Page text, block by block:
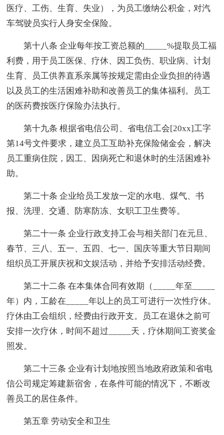
医疗、工伤、生育、失业），为员工缴纳公积金，对汽
车驾驶员实行人身安全保险。
第十八条 企业每年按工资总额的_____%提取员工福
利费，用于员工医保、疗休、因工负伤、职业病、计划
生育、员工供养直系亲属等按规定需由企业负担的待遇
以及员工的生活困难补助和改善员工的集体福利。员工
的医药费按医疗保险办法执行。
第十九条 根据省电信公司、省电信工会[20xx]工字
第14号文件要求，建立员工互助补充保险储金会，解决
员工重病住院，因工、因病死亡和退休时的生活困难补
助。
第二十条 企业给员工发放一定的水电、煤气、书
报、洗理、交通、防寒防冻、女职工卫生费等。
第二十一条 企业行政支持工会与相关部门在元旦、
春节、三八、五一、五四、七一、国庆等重大节日期间
组织员工开展庆祝和文娱活动，并给予安排活动经费。
第二十二条 在本集体合同有效期（_____年至_____
年）内，工龄在_____年以上的员工可进行一次性疗休。
疗休由工会组织，经费由行政开支。员工在退休之前可
安排一次疗休，时间不超过_____天，疗休期间工资奖金
照发。
第二十三条 企业有计划地按照当地政府政策和省电
信公司规定筹建新宿舍，在条件可能的情况下，不断改
善员工的居住条件。
第五章 劳动安全和卫生